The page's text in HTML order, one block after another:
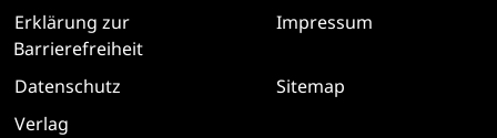
Erklärung zur
Barrierefreiheit
Impressum
Datenschutz
Sitemap
Verlag